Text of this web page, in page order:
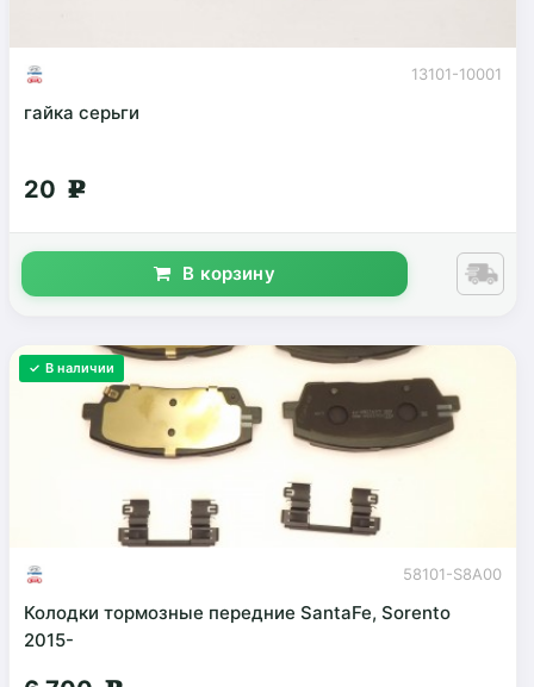
13101-10001
гайка серьги
20 g
В корзину
✓ В наличии
58101-S8A00
Колодки тормозные передние SantaFe, Sorento
2015-